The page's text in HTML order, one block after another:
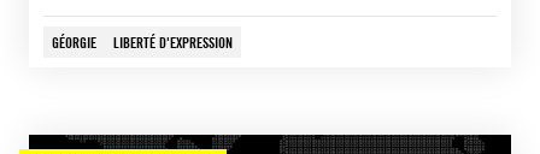
GÉORGIE LIBERTÉ D'EXPRESSION